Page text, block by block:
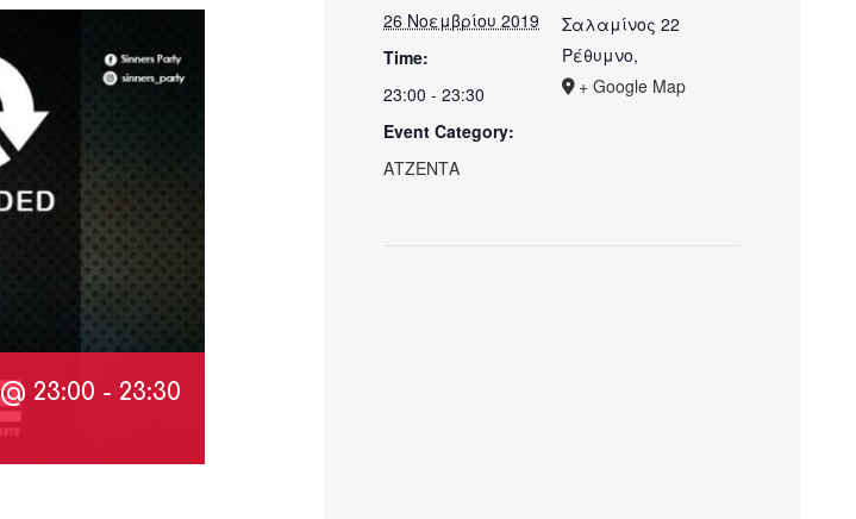
23:00 - 23:30
26 Νοεμβρίου 2019
Time:
23:00 - 23:30
Event Category:
ΑΤΖΕΝΤΑ
Σαλαμίνος 22
Ρέθυμνο,
+ Google Map